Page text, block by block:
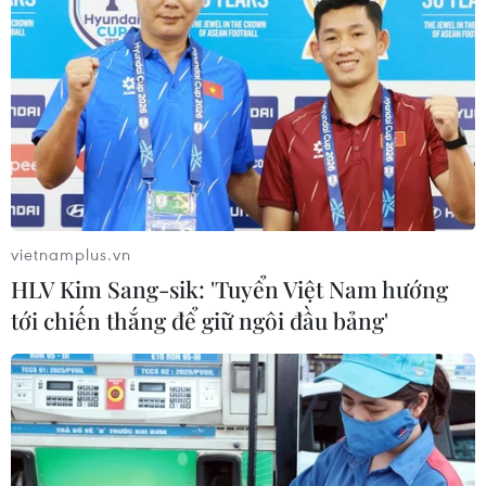
Quảng Trị ưu tiên đầu tư
hoàn thiện hệ thống xử lý
nước thải cụm công
nghiệp
Pháp mở các điểm tắm
sông phục vụ người dân
trong mùa Hè nắng nóng
06/08/2026 03:02
Thành phố Hồ Chí Minh
triển khai 8 dự án trạm
Sơn La hỗ trợ người dân di
dời khỏi nơi nguy hiểm do
vietnamplus.vn
HLV Kim Sang-sik: 'Tuyển Việt Nam hướng
tới chiến thắng để giữ ngôi đầu bảng'